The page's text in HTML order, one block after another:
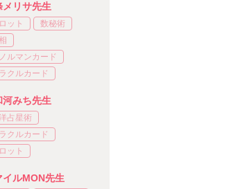
メリサ先生
ット
数秘術
ルマンカード
クルカード
河みち先生
占星術
クルカード
ット
イルMON先生